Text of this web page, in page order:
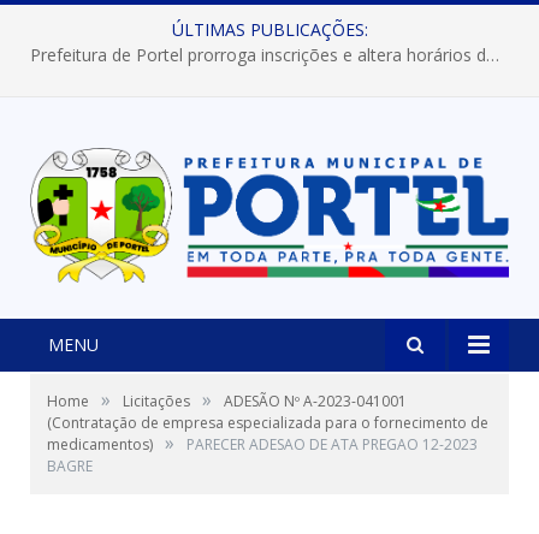
ÚLTIMAS PUBLICAÇÕES:
Prefeitura de Portel prorroga inscrições e altera horários dos concursos “Musa” e “Miss Mix Verão 2026”
MENU
Home » Licitações »
ADESÃO Nº A-2023-041001
(Contratação de empresa especializada para o fornecimento de
medicamentos) »
PARECER ADESAO DE ATA PREGAO 12-2023
BAGRE